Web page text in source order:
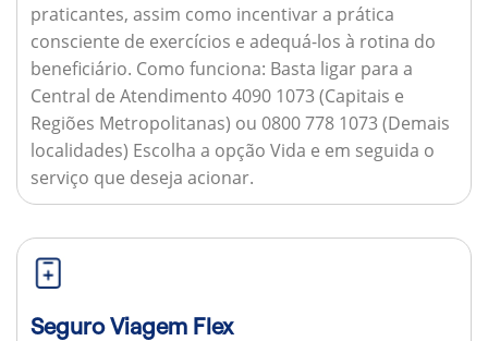
praticantes, assim como incentivar a prática
consciente de exercícios e adequá-los à rotina do
beneficiário. Como funciona: Basta ligar para a
Central de Atendimento 4090 1073 (Capitais e
Regiões Metropolitanas) ou 0800 778 1073 (Demais
localidades) Escolha a opção Vida e em seguida o
serviço que deseja acionar.
Seguro Viagem Flex